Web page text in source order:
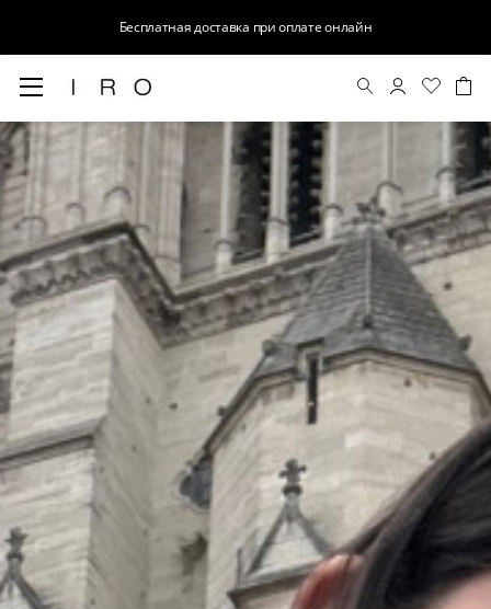
Бесплатная доставка при оплате онлайн